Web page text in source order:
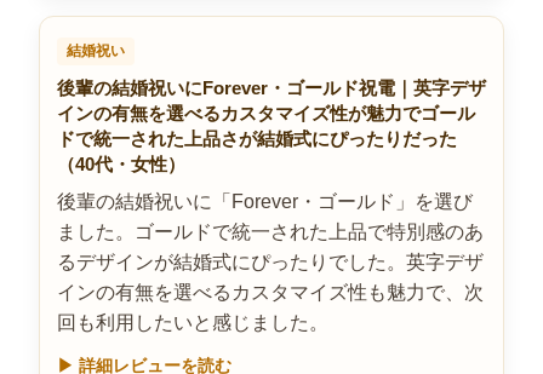
結婚祝い
後輩の結婚祝いにForever・ゴールド祝電｜英字デザ
インの有無を選べるカスタマイズ性が魅力でゴール
ドで統一された上品さが結婚式にぴったりだった
（40代・女性）
後輩の結婚祝いに「Forever・ゴールド」を選び
ました。ゴールドで統一された上品で特別感のあ
るデザインが結婚式にぴったりでした。英字デザ
インの有無を選べるカスタマイズ性も魅力で、次
回も利用したいと感じました。
▶ 詳細レビューを読む